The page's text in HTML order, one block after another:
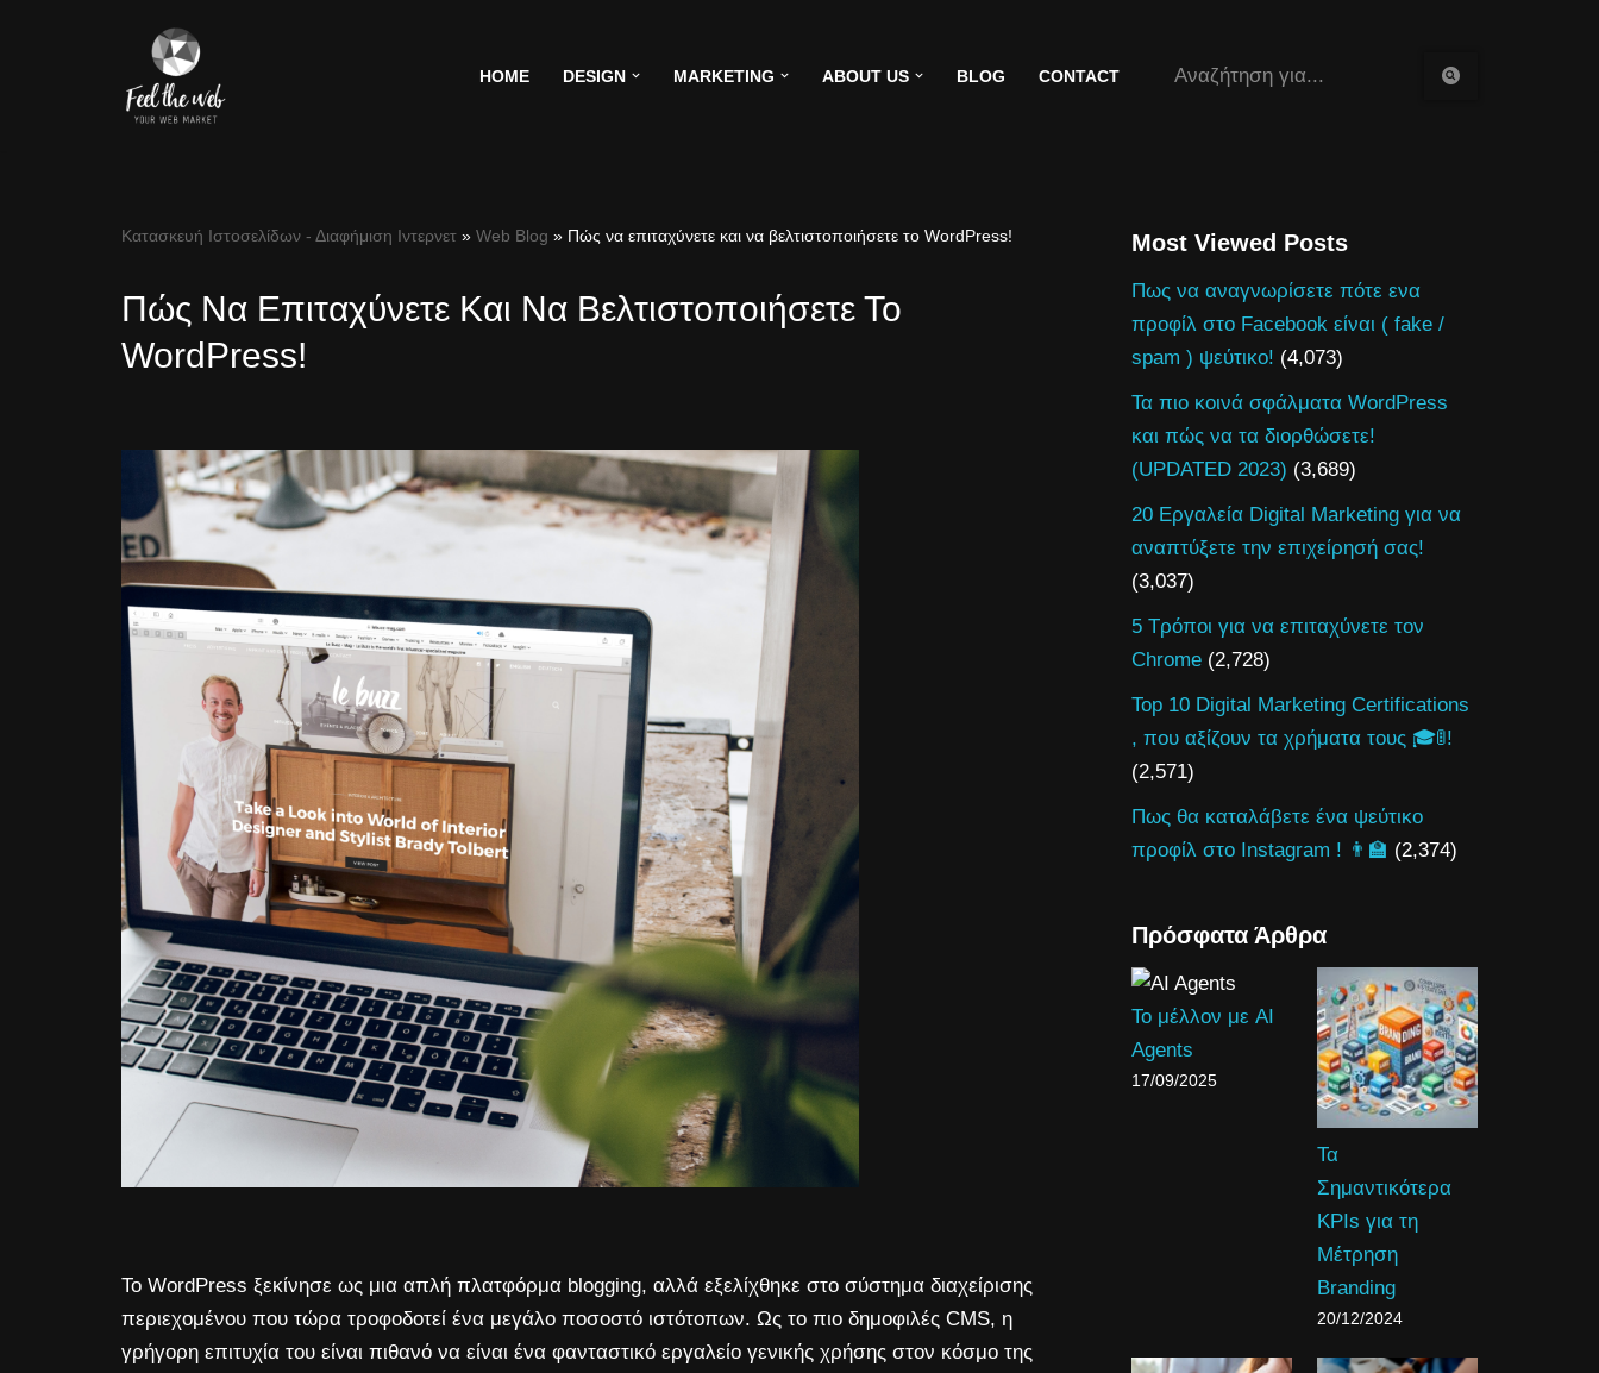
HOME DESIGN MARKETING ABOUT US BLOG CONTACT
Κατασκευή Ιστοσελίδων - Διαφήμιση Ιντερνετ » Web Blog » Πώς να επιταχύνετε και να βελτιστοποιήσετε το WordPress!
Πώς Να Επιταχύνετε Και Να Βελτιστοποιήσετε Το
WordPress!
Το WordPress ξεκίνησε ως μια απλή πλατφόρμα blogging, αλλά εξελίχθηκε στο σύστημα διαχείρισης
περιεχομένου που τώρα τροφοδοτεί ένα μεγάλο ποσοστό ιστότοπων. Ως το πιο δημοφιλές CMS, η
γρήγορη επιτυχία του είναι πιθανό να είναι ένα φανταστικό εργαλείο γενικής χρήσης στον κόσμο της
Most Viewed Posts
Πως να αναγνωρίσετε πότε ενα
προφίλ στο Facebook είναι ( fake /
spam ) ψεύτικο! (4,073)
Τα πιο κοινά σφάλματα WordPress
και πώς να τα διορθώσετε!
(UPDATED 2023) (3,689)
20 Εργαλεία Digital Marketing για να
αναπτύξετε την επιχείρησή σας!
(3,037)
5 Τρόποι για να επιταχύνετε τον
Chrome (2,728)
Top 10 Digital Marketing Certifications
, που αξίζουν τα χρήματα τους 🎓🚦!
(2,571)
Πως θα καταλάβετε ένα ψεύτικο
προφίλ στο Instagram ! 👨‍🏫 (2,374)
Πρόσφατα Άρθρα
Το μέλλον με AI
Agents
17/09/2025
Τα
Σημαντικότερα
KPIs για τη
Μέτρηση
Branding
20/12/2024